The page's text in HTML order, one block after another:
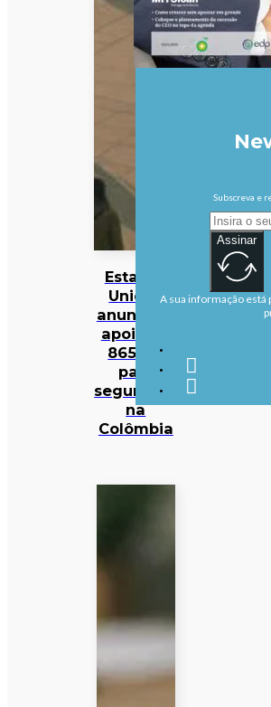
Estados
Unidos
anunciam
apoio de
865 ME
para
segurança
na
Colômbia
Subscreva e
Assinar
A sua informação está